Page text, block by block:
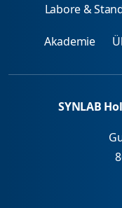
Labore &
Akademie
SYNLAB